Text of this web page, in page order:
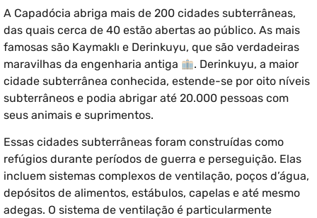
A Capadócia abriga mais de 200 cidades subterrâneas,
das quais cerca de 40 estão abertas ao público. As mais
famosas são Kaymaklı e Derinkuyu, que são verdadeiras
maravilhas da engenharia antiga
. Derinkuyu, a maior
cidade subterrânea conhecida, estende-se por oito níveis
subterrâneos e podia abrigar até 20.000 pessoas com
seus animais e suprimentos.
Essas cidades subterrâneas foram construídas como
refúgios durante períodos de guerra e perseguição. Elas
incluem sistemas complexos de ventilação, poços d’água,
depósitos de alimentos, estábulos, capelas e até mesmo
adegas. O sistema de ventilação é particularmente